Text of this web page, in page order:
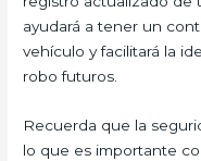
ayudará a tener un
vehículo y facilitará la
robo futuros.
Recuerda que la
lo que es importante